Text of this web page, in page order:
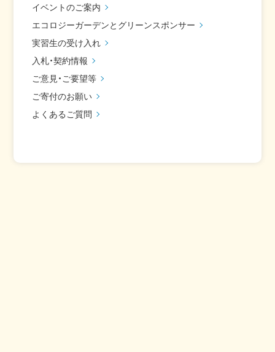
イベントのご案内
エコロジーガーデンとグリーンスポンサー
実習生の受け入れ
入札・契約情報
ご意見・ご要望等
ご寄付のお願い
よくあるご質問